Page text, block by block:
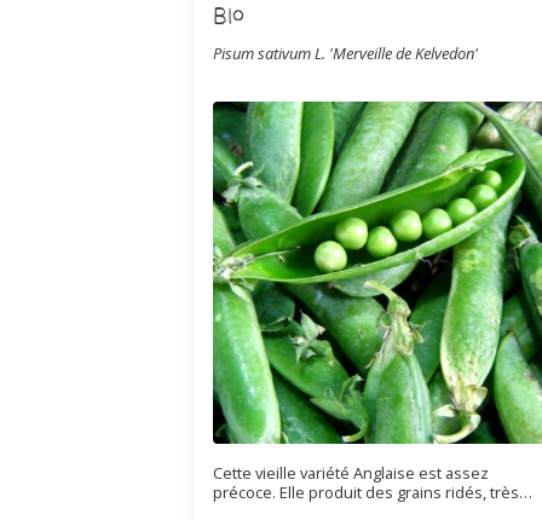
Bio
Pisum sativum L. 'Merveille de Kelvedon'
Cette vieille variété Anglaise est assez
précoce. Elle produit des grains ridés, très